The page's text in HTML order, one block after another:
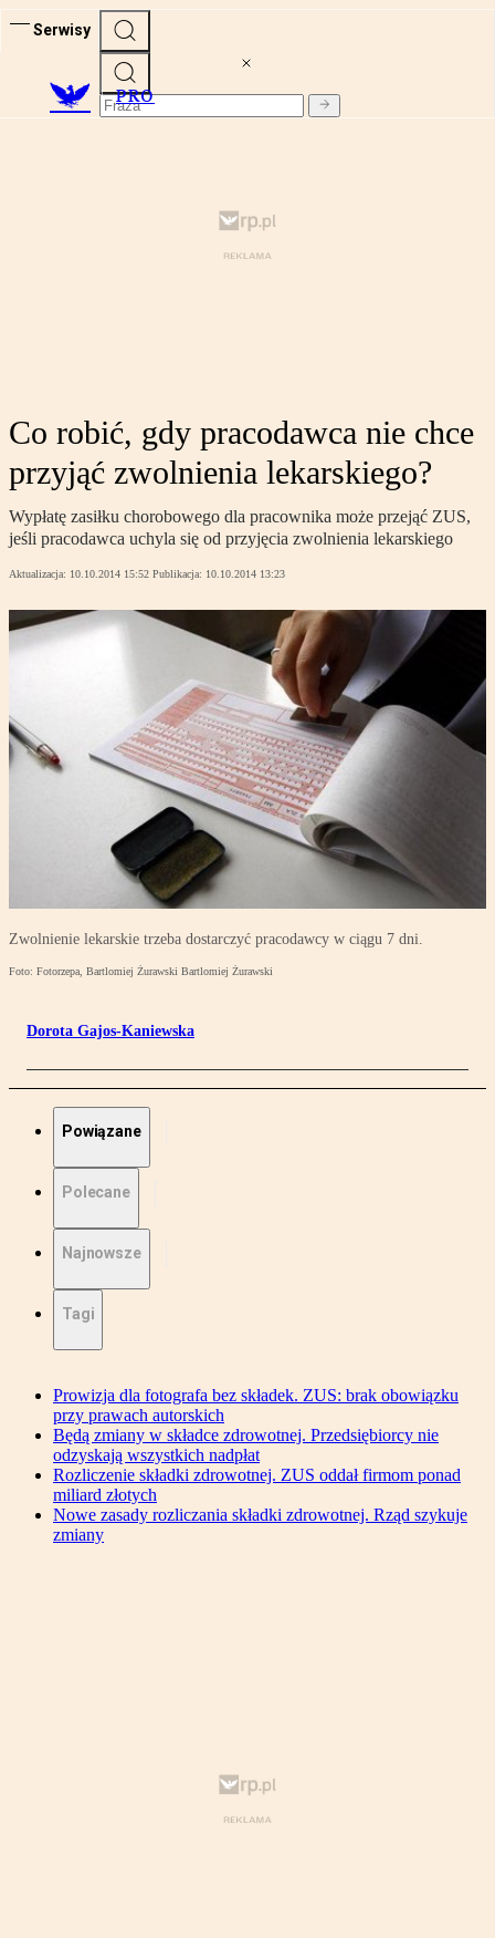
Serwisy
PRO
Co robić, gdy pracodawca nie chce
przyjąć zwolnienia lekarskiego?
Wypłatę zasiłku chorobowego dla pracownika może przejąć ZUS,
jeśli pracodawca uchyla się od przyjęcia zwolnienia lekarskiego
Aktualizacja: 10.10.2014 15:52 Publikacja: 10.10.2014 13:23
Zwolnienie lekarskie trzeba dostarczyć pracodawcy w ciągu 7 dni.
Foto: Fotorzepa, Bartlomiej Żurawski Bartlomiej Żurawski
Dorota Gajos-Kaniewska
Powiązane
Polecane
Najnowsze
Tagi
Prowizja dla fotografa bez składek. ZUS: brak obowiązku
przy prawach autorskich
Będą zmiany w składce zdrowotnej. Przedsiębiorcy nie
odzyskają wszystkich nadpłat
Rozliczenie składki zdrowotnej. ZUS oddał firmom ponad
miliard złotych
Nowe zasady rozliczania składki zdrowotnej. Rząd szykuje
zmiany